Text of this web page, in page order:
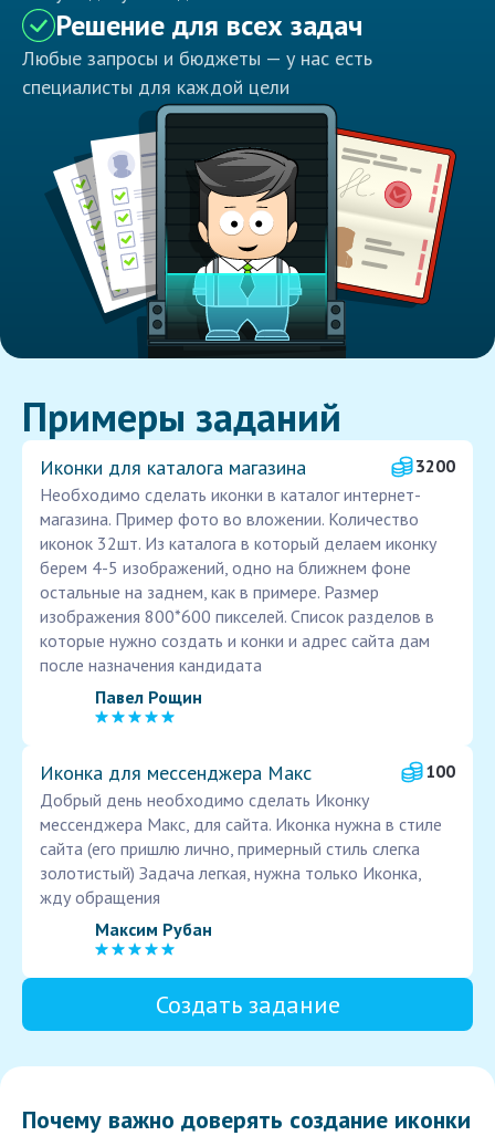
Решение для всех задач
Любые запросы и бюджеты — у нас есть
специалисты для каждой цели
Примеры заданий
Иконки для каталога магазина
3200
Необходимо сделать иконки в каталог интернет-
магазина. Пример фото во вложении. Количество
иконок 32шт. Из каталога в который делаем иконку
берем 4-5 изображений, одно на ближнем фоне
остальные на заднем, как в примере. Размер
изображения 800*600 пикселей. Список разделов в
которые нужно создать и конки и адрес сайта дам
после назначения кандидата
Павел Рощин
Иконка для мессенджера Макс
100
Добрый день необходимо сделать Иконку
мессенджера Макс, для сайта. Иконка нужна в стиле
сайта (его пришлю лично, примерный стиль слегка
золотистый) Задача легкая, нужна только Иконка,
жду обращения
Максим Рубан
Создать задание
Почему важно доверять создание иконки